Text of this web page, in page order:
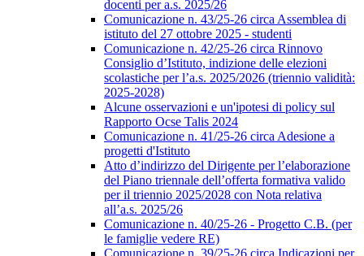
docenti per a.s. 2025/26
Comunicazione n. 43/25-26 circa Assemblea di
istituto del 27 ottobre 2025 - studenti
Comunicazione n. 42/25-26 circa Rinnovo
Consiglio d’Istituto, indizione delle elezioni
scolastiche per l’a.s. 2025/2026 (triennio validità:
2025-2028)
Alcune osservazioni e un'ipotesi di policy sul
Rapporto Ocse Talis 2024
Comunicazione n. 41/25-26 circa Adesione a
progetti d'Istituto
Atto d’indirizzo del Dirigente per l’elaborazione
del Piano triennale dell’offerta formativa valido
per il triennio 2025/2028 con Nota relativa
all’a.s. 2025/26
Comunicazione n. 40/25-26 - Progetto C.B. (per
le famiglie vedere RE)